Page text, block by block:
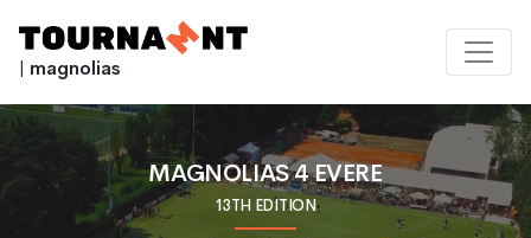
| magnolias
MAGNOLIAS 4 EVERE
13TH EDITION